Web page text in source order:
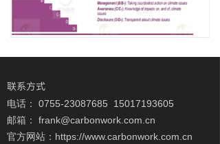
联系方式
电话： 0755-23087685 15017193605
邮箱： frank@carbonwork.com.cn
官方网站：https://www.carbonwork.com.cn